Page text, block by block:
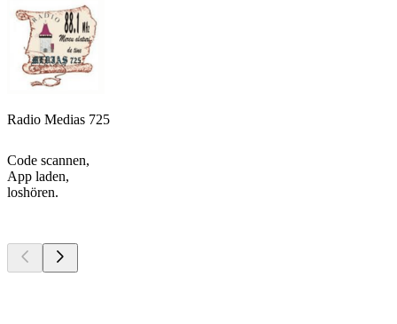
Radio Medias 725
Code scannen,
App laden,
loshören.